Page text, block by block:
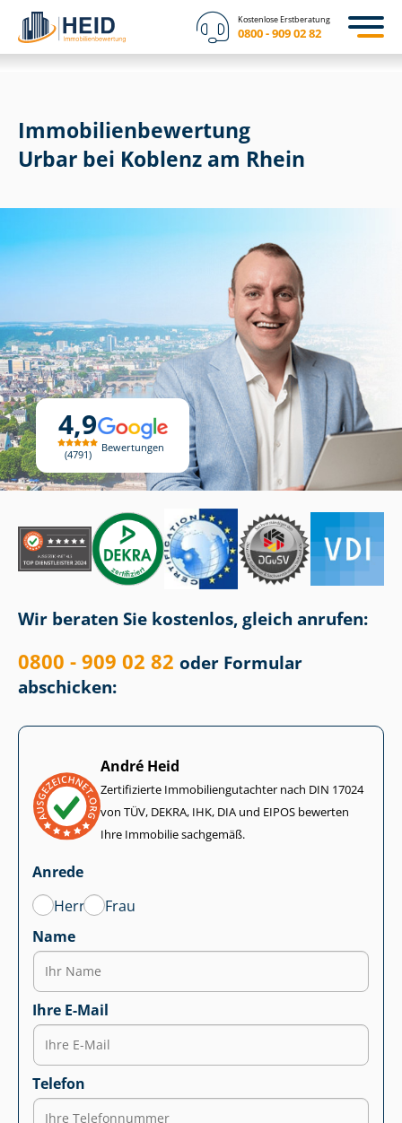
Kostenlose Erstberatung
0800 - 909 02 82
4,9
4791
Bewertungen
Immobilien­bewertung
Urbar bei Koblenz am Rhein
Wir beraten Sie kostenlos, gleich anrufen:
0800 - 909 02 82 oder Formular
abschicken:
André Heid
Zertifizierte Im­mo­bi­li­en­gut­ach­ter nach DIN 17024
von TÜV, DEKRA, IHK, DIA und EIPOS bewerten
Ihre Immobilie sachgemäß.
Anrede
Herr
Frau
Name
Ihre E-Mail
Telefon